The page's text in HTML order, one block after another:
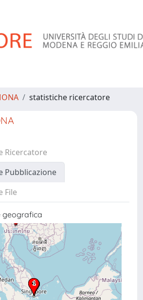
statistiche ricercatore
Ricercatore
Pubblicazione
File
geografica